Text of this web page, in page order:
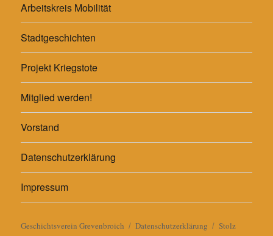
Arbeitskreis Mobilität
Stadtgeschichten
Projekt Kriegstote
Mitglied werden!
Vorstand
Datenschutzerklärung
Impressum
Geschichtsverein Grevenbroich Datenschutzerklärung
Stolz